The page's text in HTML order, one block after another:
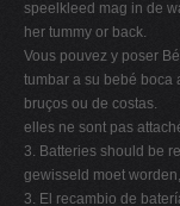
speelkleed mag in de
her tummy or back.
Vous pouvez y poser
tumbar a su bebé boca
bruços ou de costas.
elles ne sont pas
3. Batteries should be
gewisseld moet
3. El recambio de